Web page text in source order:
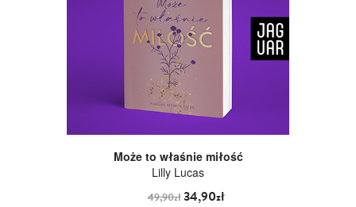
Może to właśnie miłość
Lilly Lucas
49,90zł34,90zł